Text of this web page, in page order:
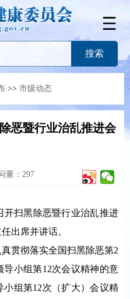
>> 市级动态
恶暨行业治乱推进会
量： 297
开扫黑除恶暨行业治乱推进
任出席并讲话。
彻落实全国扫黑除恶第2
小组第12次会议精神的意
小组第12次（扩大）会议精